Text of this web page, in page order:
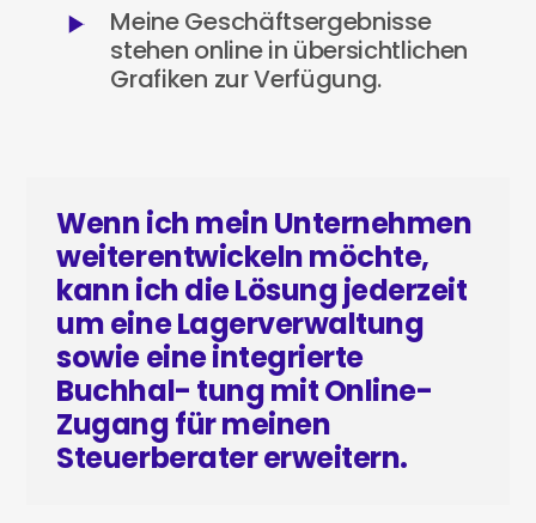
Meine Geschäftsergebnisse
stehen online in übersichtlichen
Grafiken zur Verfügung.
Wenn ich mein Unternehmen
weiterentwickeln möchte,
kann ich die Lösung jederzeit
um eine Lagerverwaltung
sowie eine integrierte
Buchhal- tung mit Online-
Zugang für meinen
Steuerberater erweitern.